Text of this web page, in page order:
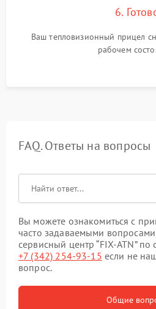
6.
Ваш тепловизионный прицел
рабочем
FAQ. Ответы на вопросы
Вы можете ознакомиться с
часто задаваемыми
сервисный центр “FIX-ATN”
+7 (342) 254-93-15 если не
вопрос.
Общие